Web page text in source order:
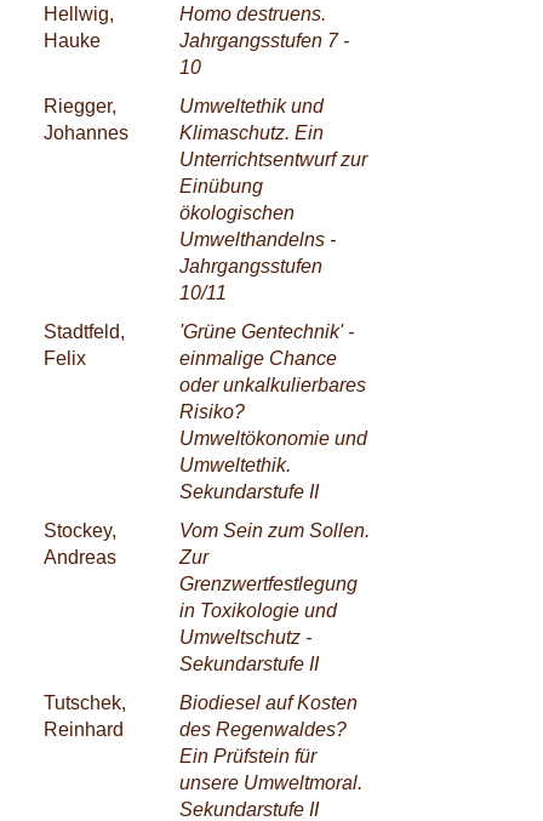
Hellwig,
Hauke
Homo destruens.
Jahrgangsstufen 7 -
10
Riegger,
Johannes
Umweltethik und
Klimaschutz. Ein
Unterrichtsentwurf zur
Einübung
ökologischen
Umwelthandelns -
Jahrgangsstufen
10/11
Stadtfeld,
Felix
'Grüne Gentechnik' -
einmalige Chance
oder unkalkulierbares
Risiko?
Umweltökonomie und
Umweltethik.
Sekundarstufe II
Stockey,
Andreas
Vom Sein zum Sollen.
Zur
Grenzwertfestlegung
in Toxikologie und
Umweltschutz -
Sekundarstufe II
Tutschek,
Reinhard
Biodiesel auf Kosten
des Regenwaldes?
Ein Prüfstein für
unsere Umweltmoral.
Sekundarstufe II